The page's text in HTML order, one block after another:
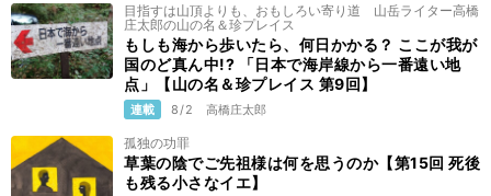
目指すは山頂よりも、おもしろい寄り道 山岳ライター高橋
庄太郎の山の名＆珍プレイス
もしも海から歩いたら、何日かかる？ ここが我が
国のど真ん中!? 「日本で海岸線から一番遠い地
点」【山の名＆珍プレイス 第9回】
連載 8/2 高橋庄太郎
孤独の功罪
草葉の陰でご先祖様は何を思うのか【第15回 死後
も残る小さなイエ】